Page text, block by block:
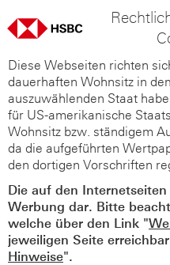
Diese Webseiten richten
dauerhaften Wohnsitz in
auszuwählenden Staat
für US-amerikanische
Wohnsitz bzw. ständigem
da die aufgeführten
den dortigen Vorschriften
Die auf den
Werbung dar. Bitte
welche über den Link "
jeweiligen Seite
Hinweise".